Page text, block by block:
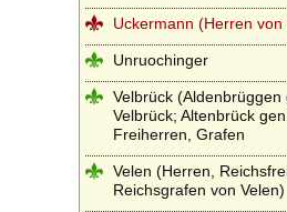
Uckermann (Herren von
Unruochinger
Velbrück (Aldenbrüggen
Velbrück; Altenbrück
Freiherren, Grafen
Velen (Herren,
Reichsgrafen von Velen)